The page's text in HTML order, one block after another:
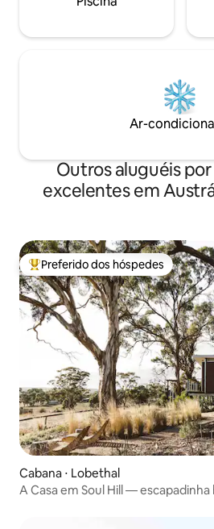
Ar-
Outros aluguéis
excelentes em
Entre os melhores preferidos dos
Preferido dos hóspedes
Cabana ⋅ Lobethal
A Casa em Soul Hill —